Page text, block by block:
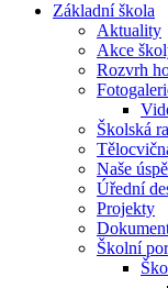
Základní škola
Aktuality
Akce
Rozvrh
Školská
Naše
Úřední
Projekty
Školní